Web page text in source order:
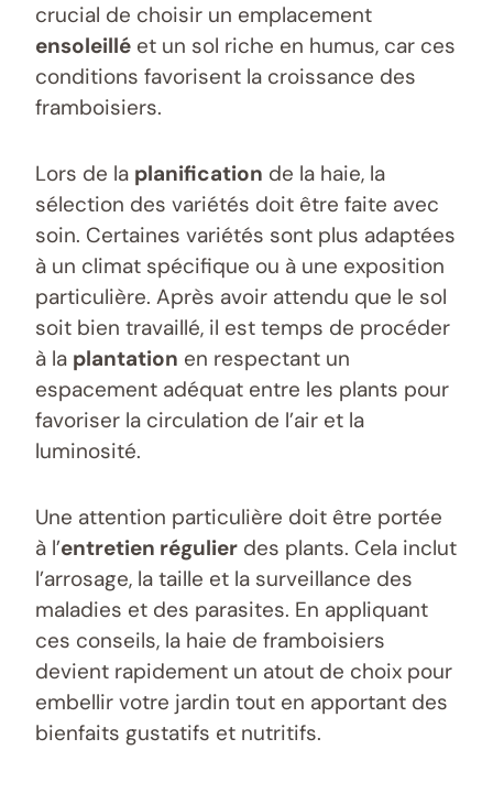
crucial de choisir un emplacement
ensoleillé et un sol riche en humus, car ces
conditions favorisent la croissance des
framboisiers.
Lors de la planification de la haie, la
sélection des variétés doit être faite avec
soin. Certaines variétés sont plus adaptées
à un climat spécifique ou à une exposition
particulière. Après avoir attendu que le sol
soit bien travaillé, il est temps de procéder
à la plantation en respectant un
espacement adéquat entre les plants pour
favoriser la circulation de l’air et la
luminosité.
Une attention particulière doit être portée
à l’entretien régulier des plants. Cela inclut
l’arrosage, la taille et la surveillance des
maladies et des parasites. En appliquant
ces conseils, la haie de framboisiers
devient rapidement un atout de choix pour
embellir votre jardin tout en apportant des
bienfaits gustatifs et nutritifs.